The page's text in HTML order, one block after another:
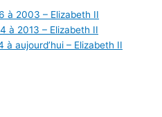
à 2003 – Elizabeth II
à 2013 – Elizabeth II
à aujourd’hui – Elizabeth II